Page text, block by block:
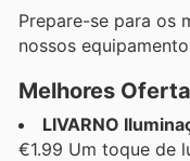
Prepare-se para os
nossos
Melhores
LIVARNO
€1.99 Um toque de